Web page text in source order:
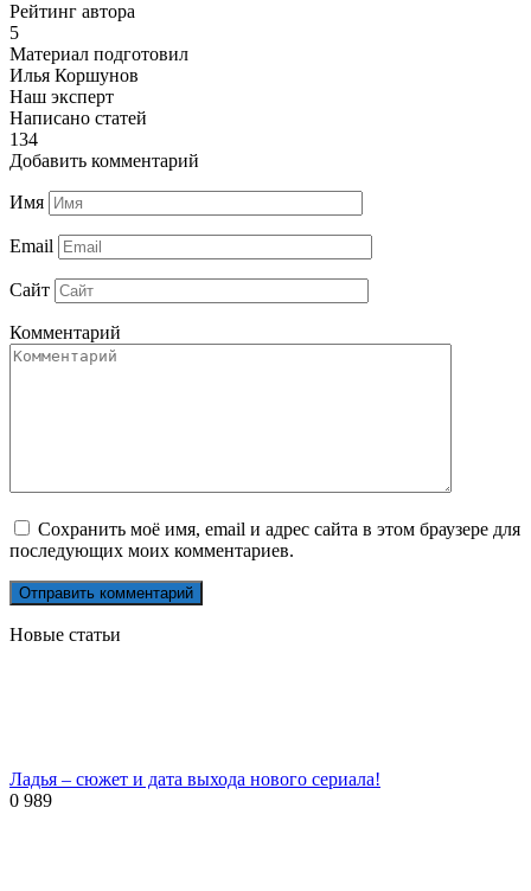
Рейтинг автора
5
Материал подготовил
Илья Коршунов
Наш эксперт
Написано статей
134
Добавить комментарий
Имя
Email
Сайт
Комментарий
Сохранить моё имя, email и адрес сайта в этом браузере для
последующих моих комментариев.
Новые статьи
Ладья – сюжет и дата выхода нового сериала!
0 989